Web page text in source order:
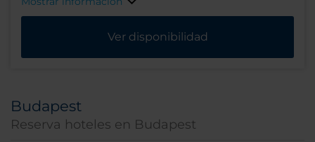
Ver disponibilidad
Budapest
Reserva hoteles en Budapest